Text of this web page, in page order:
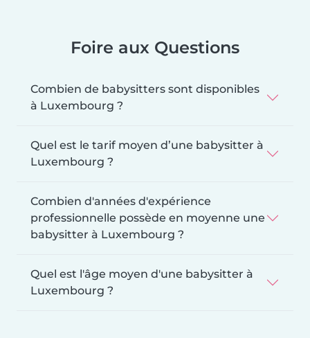
Foire aux Questions
Combien de babysitters sont disponibles
à Luxembourg ?
Quel est le tarif moyen d’une babysitter à
Luxembourg ?
Combien d'années d'expérience
professionnelle possède en moyenne une
babysitter à Luxembourg ?
Quel est l'âge moyen d'une babysitter à
Luxembourg ?